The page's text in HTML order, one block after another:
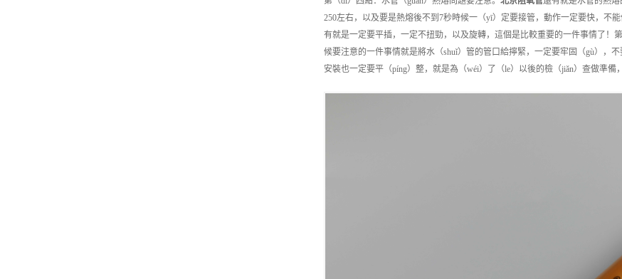
250左右，以及要是熱熔後不到7秒時候一（yī）定要接管，動作一定要快，不
有就是一定要平插，一定不扭勁，以及旋轉，這個是比較重要的一件事情了！
候要注意的一件事情就是將水（shuǐ）管的管口給擰緊，一定要牢固（gù），不
安裝也一定要平（píng）整，就是為（wéi）了（le）以後的檢（jiǎn）查做準